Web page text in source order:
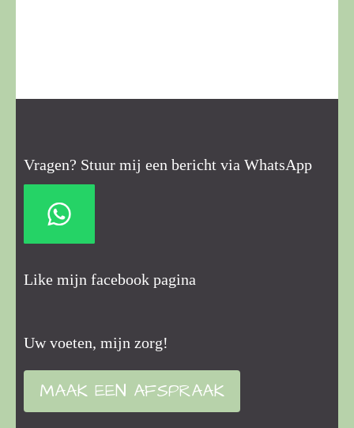
Vragen? Stuur mij een bericht via WhatsApp
Like mijn facebook pagina
Uw voeten, mijn zorg!
MAAK EEN AFSPRAAK